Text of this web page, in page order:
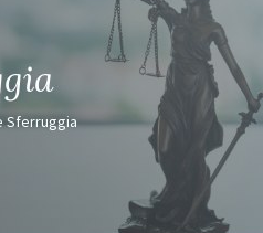
Sferruggia